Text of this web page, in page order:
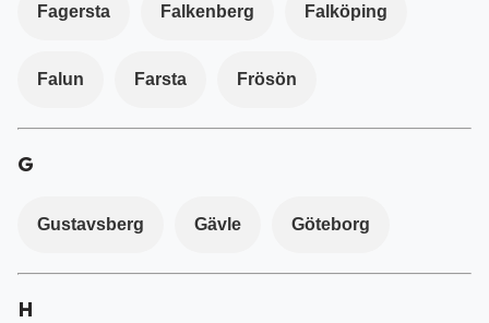
Fagersta Falkenberg Falköping
Falun Farsta Frösön
G
Gustavsberg Gävle Göteborg
H